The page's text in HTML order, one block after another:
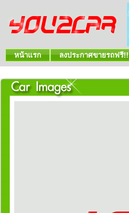
หน้าแรก ลงประกาศขายรถฟรี!!